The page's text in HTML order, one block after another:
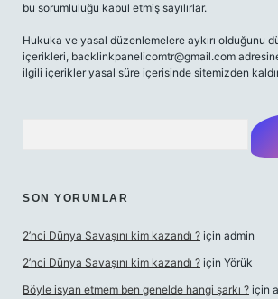
bu sorumluluğu kabul etmiş sayılırlar.
Hukuka ve yasal düzenlemelere aykırı olduğunu
içerikleri, backlinkpanelicomtr@gmail.com
ilgili içerikler yasal süre içerisinde sitemizden
SON YORUMLAR
2’nci Dünya Savaşını kim kazandı ? için admin
2’nci Dünya Savaşını kim kazandı ? için Yörük
Böyle isyan etmem ben genelde hangi şarkı ? için